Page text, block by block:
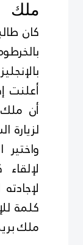
ملك
كان
أعلنت
أن
لزيارة
كلمة
ملك